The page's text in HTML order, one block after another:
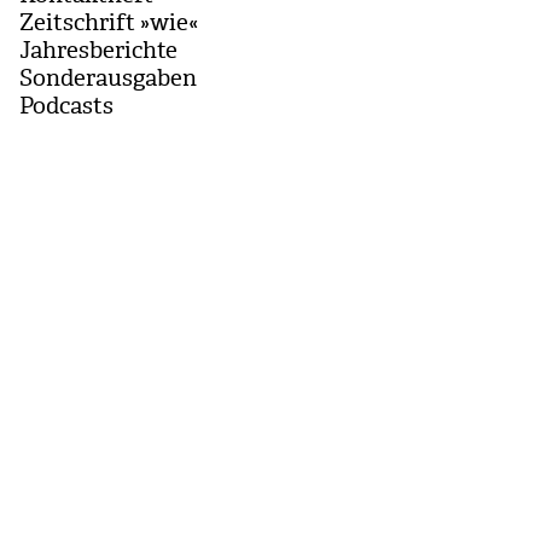
Zeitschrift »wie«
Jahresberichte
Sonderausgaben
Podcasts